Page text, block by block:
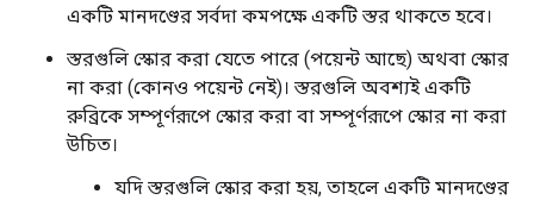
একটি মানদণ্ডের সর্বদা কমপক্ষে একটি স্তর থাকতে হবে।
স্তরগুলি স্কোর করা যেতে পারে (পয়েন্ট আছে) অথবা স্কোর
না করা (কোনও পয়েন্ট নেই)। স্তরগুলি অবশ্যই একটি
রুব্রিকে সম্পূর্ণরূপে স্কোর করা বা সম্পূর্ণরূপে স্কোর না করা
উচিত।
যদি স্তরগুলি স্কোর করা হয়, তাহলে একটি মানদণ্ডের